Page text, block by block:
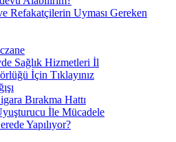
Refakatçilerin Uyması Gereken
Sağlık Hizmetleri İl
İçin Tıklayınız
Bırakma Hattı
İle Mücadele
Yapılıyor?